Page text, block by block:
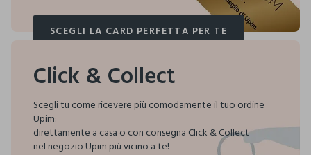
SCEGLI LA CARD PERFETTA PER TE
SCEGLI LA CARD PERFETTA PER TE
Click & Collect
Scegli tu come ricevere più comodamente il tuo ordine
Upim:
direttamente a casa o con consegna Click & Collect
nel negozio Upim più vicino a te!